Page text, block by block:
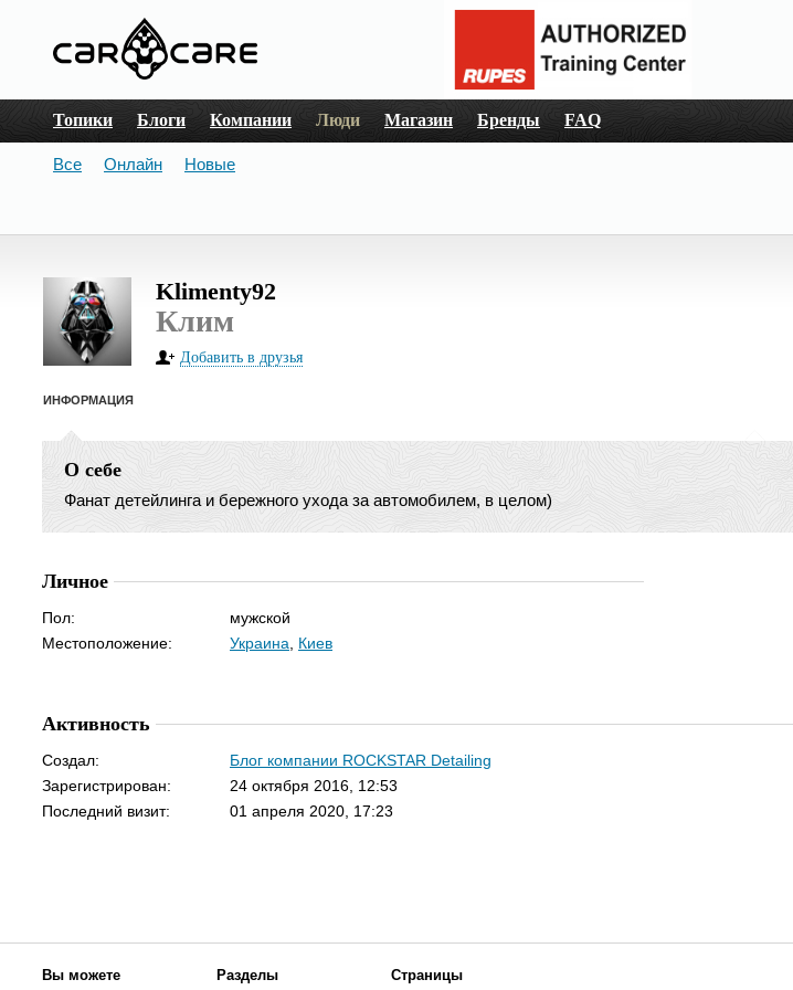
Топики Блоги Компании Люди Магазин Бренды FAQ
Все Онлайн Новые
Klimenty92
Клим
Добавить в друзья
ИНФОРМАЦИЯ
О себе
Фанат детейлинга и бережного ухода за автомобилем, в целом)
Личное
Пол:
мужской
Местоположение:
Украина Киев
Активность
Создал:
Блог компании ROCKSTAR Detailing
Зарегистрирован:
24 октября 2016, 12:53
Последний визит:
01 апреля 2020, 17:23
Вы можете Разделы Страницы